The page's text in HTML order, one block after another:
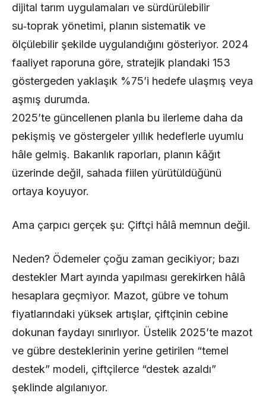
dijital tarım uygulamaları ve sürdürülebilir
su‑toprak yönetimi, planın sistematik ve
ölçülebilir şekilde uygulandığını gösteriyor. 2024
faaliyet raporuna göre, stratejik plandaki 153
göstergeden yaklaşık %75’i hedefe ulaşmış veya
aşmış durumda.
2025’te güncellenen planla bu ilerleme daha da
pekişmiş ve göstergeler yıllık hedeflerle uyumlu
hâle gelmiş. Bakanlık raporları, planın kâğıt
üzerinde değil, sahada fiilen yürütüldüğünü
ortaya koyuyor.
Ama çarpıcı gerçek şu: Çiftçi hâlâ memnun değil.
Neden? Ödemeler çoğu zaman gecikiyor; bazı
destekler Mart ayında yapılması gerekirken hâlâ
hesaplara geçmiyor. Mazot, gübre ve tohum
fiyatlarındaki yüksek artışlar, çiftçinin cebine
dokunan faydayı sınırlıyor. Üstelik 2025’te mazot
ve gübre desteklerinin yerine getirilen “temel
destek” modeli, çiftçilerce “destek azaldı”
şeklinde algılanıyor.